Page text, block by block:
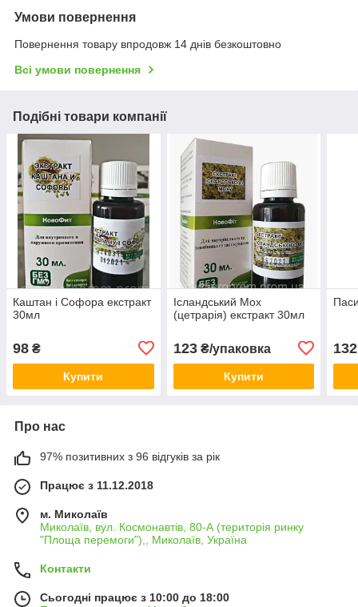
Умови повернення
Повернення товару впродовж 14 днів безкоштовно
Всі умови повернення
Подібні товари компанії
Каштан і Софора екстракт
30мл
98 ₴
Купити
Ісландський Мох
(цетрарія) екстракт 30мл
123₴/упаковка
Купити
132
Про нас
97% позитивних з 96 відгуків за рік
Працює з 11.12.2018
м. Миколаїв
Миколаїв, вул. Космонавтів, 80-А (територія ринку
"Площа перемоги"),, Миколаїв, Україна
Контакти
Сьогодні працює з 10:00 до 18:00